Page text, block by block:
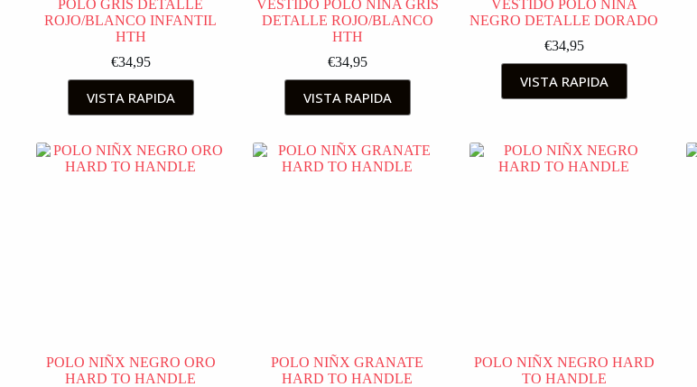
POLO GRIS DETALLE
ROJO/BLANCO INFANTIL
HTH
€34,95
VISTA RAPIDA
VESTIDO POLO NIÑA GRIS
DETALLE ROJO/BLANCO
HTH
€34,95
VISTA RAPIDA
VESTIDO POLO NIÑA
NEGRO DETALLE DORADO
€34,95
VISTA RAPIDA
POLO NIÑX NEGRO ORO
HARD TO HANDLE
POLO NIÑX GRANATE
HARD TO HANDLE
POLO NIÑX NEGRO HARD
TO HANDLE